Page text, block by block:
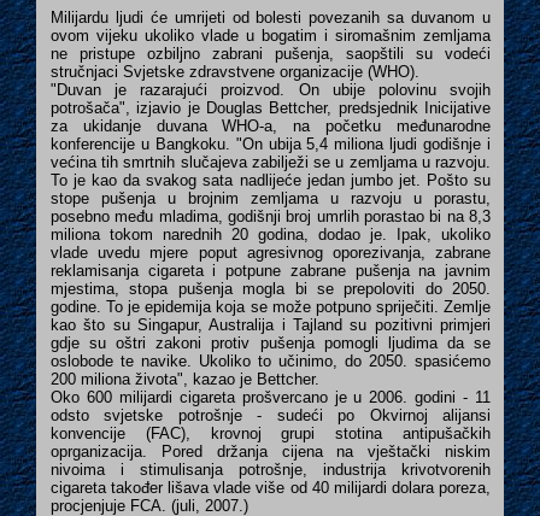
Milijardu ljudi će umrijeti od bolesti povezanih sa duvanom u
ovom vijeku ukoliko vlade u bogatim i siromašnim zemljama
ne pristupe ozbiljno zabrani pušenja, saopštili su vodeći
stručnjaci Svjetske zdravstvene organizacije (WHO).
"Duvan je razarajući proizvod. On ubije polovinu svojih
potrošača", izjavio je Douglas Bettcher, predsjednik Inicijative
za ukidanje duvana WHO-a, na početku međunarodne
konferencije u Bangkoku. "On ubija 5,4 miliona ljudi godišnje i
većina tih smrtnih slučajeva zabilježi se u zemljama u razvoju.
To je kao da svakog sata nadlijeće jedan jumbo jet. Pošto su
stope pušenja u brojnim zemljama u razvoju u porastu,
posebno među mladima, godišnji broj umrlih porastao bi na 8,3
miliona tokom narednih 20 godina, dodao je. Ipak, ukoliko
vlade uvedu mjere poput agresivnog oporezivanja, zabrane
reklamisanja cigareta i potpune zabrane pušenja na javnim
mjestima, stopa pušenja mogla bi se prepoloviti do 2050.
godine. To je epidemija koja se može potpuno spriječiti. Zemlje
kao što su Singapur, Australija i Tajland su pozitivni primjeri
gdje su oštri zakoni protiv pušenja pomogli ljudima da se
oslobode te navike. Ukoliko to učinimo, do 2050. spasićemo
200 miliona života", kazao je Bettcher.
Oko 600 milijardi cigareta prošvercano je u 2006. godini - 11
odsto svjetske potrošnje - sudeći po Okvirnoj alijansi
konvencije (FAC), krovnoj grupi stotina antipušačkih
oprganizacija. Pored držanja cijena na vještački niskim
nivoima i stimulisanja potrošnje, industrija krivotvorenih
cigareta također lišava vlade više od 40 milijardi dolara poreza,
procjenjuje FCA. (juli, 2007.)